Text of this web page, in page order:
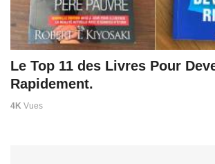
Le Top 11 des Livres Pour
Rapidement.
4K Vues